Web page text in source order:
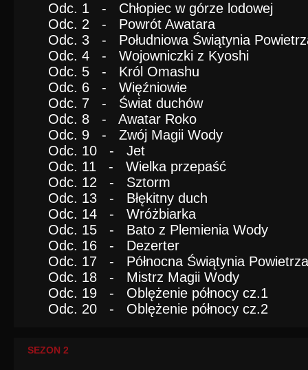
Odc. 1 - Chłopiec w górze lodowej
Odc. 2 - Powrót Awatara
Odc. 3 - Południowa Świątynia
Odc. 4 - Wojowniczki z Kyoshi
Odc. 5 - Król Omashu
Odc. 6 - Więźniowie
Odc. 7 - Świat duchów
Odc. 8 - Awatar Roko
Odc. 9 - Zwój Magii Wody
Odc. 10 - Jet
Odc. 11 - Wielka przepaść
Odc. 12 - Sztorm
Odc. 13 - Błękitny duch
Odc. 14 - Wróżbiarka
Odc. 15 - Bato z Plemienia Wody
Odc. 16 - Dezerter
Odc. 17 - Północna Świątynia Powietrza
Odc. 18 - Mistrz Magii Wody
Odc. 19 - Oblężenie północy cz.1
Odc. 20 - Oblężenie północy cz.2
SEZON 2